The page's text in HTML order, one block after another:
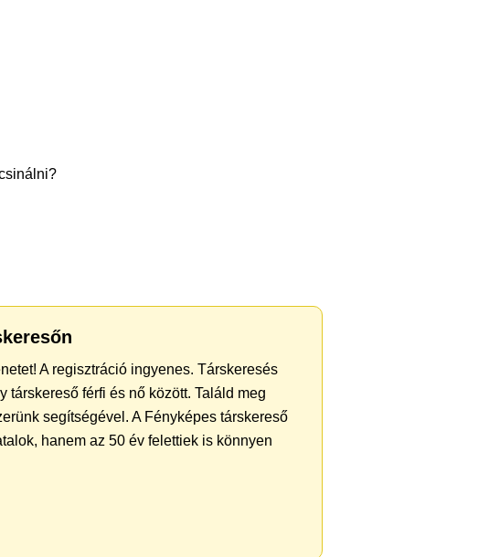
A regisztráció ingyenes. Társkeresés
társkereső férfi és nő között. Találd meg
segítségével. A Fényképes társkereső
hanem az 50 év felettiek is könnyen